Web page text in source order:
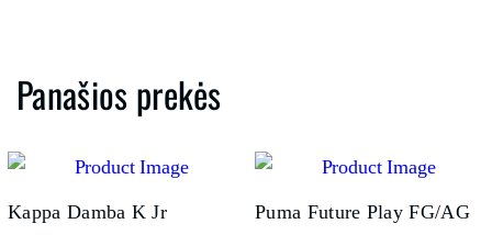
Panašios prekės
Kappa Damba K Jr Puma Future Play FG/AG